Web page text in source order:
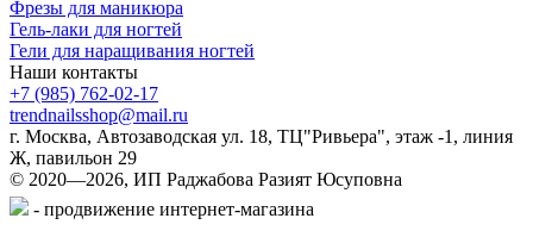
Фрезы для маникюра
Гель-лаки для ногтей
Гели для наращивания ногтей
Наши контакты
+7 (985) 762-02-17
trendnailsshop@mail.ru
г. Москва, Автозаводская ул. 18, ТЦ"Ривьера", этаж -1, линия
Ж, павильон 29
© 2020—2026, ИП Раджабова Разият Юсуповна
- продвижение интернет-магазина